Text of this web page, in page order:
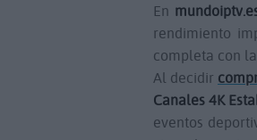
En
rendimiento
completa con
Al decidir
Canales 4K
eventos